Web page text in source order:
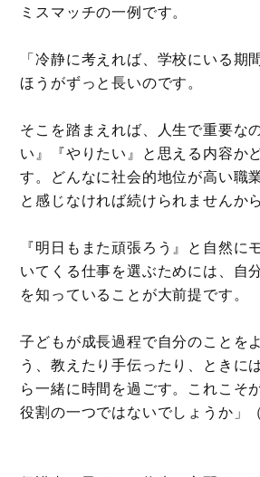
ミスマッチの一例です。
「冷静に考えれば、学校にいる期
ほうがずっと長いのです。
そこを踏まえれば、人生で重要な
い』『やりたい』と思える内容か
す。どんなに社会的地位が高い職
と感じなければ続けられませんから
『明日もまた頑張ろう』と自然に
いてくる仕事を選ぶためには、自
を知っていることが大前提です。
子どもが成長過程で自分のことを
う、教えたり手伝ったり、ときに
ら一緒に時間を過ごす。これこそ
役割の一つではないでしょうか」